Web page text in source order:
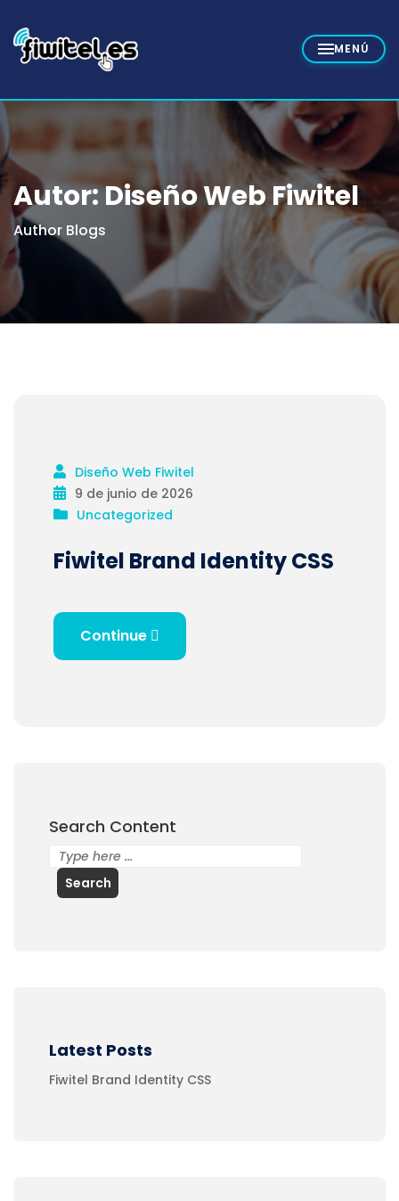
Autor:Diseño Web Fiwitel
Author Blogs
Diseño Web Fiwitel
9 de junio de 2026
Uncategorized
Fiwitel Brand Identity CSS
Continue
Search Content
Search
Latest Posts
Fiwitel Brand Identity CSS